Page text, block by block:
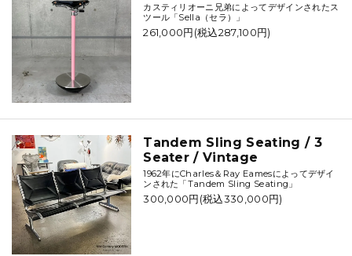
カスティリオーニ兄弟によってデザインされたス
ツール「Sella（セラ）」
261,000円(税込287,100円)
Tandem Sling Seating / 3
Seater / Vintage
1962年にCharles＆Ray Eamesによってデザイ
ンされた「Tandem Sling Seating」
300,000円(税込330,000円)